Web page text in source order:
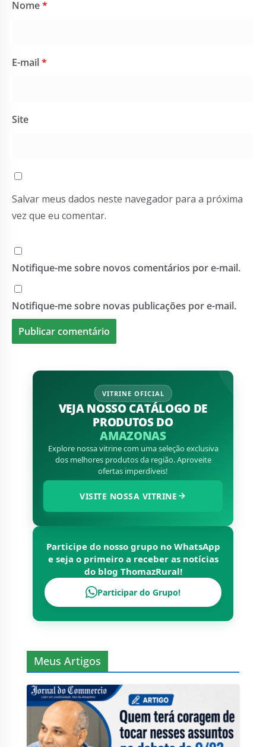
Nome*
E-mail*
Site
Salvar meus dados neste navegador para a próxima
vez que eu comentar.
Notifique-me sobre novos comentários por e-mail.
Notifique-me sobre novas publicações por e-mail.
VITRINE OFICIAL
VEJA NOSSO CATÁLOGO DE
PRODUTOS DO
AMAZONAS
Explore nossa vitrine com uma seleção exclusiva
dos melhores produtos da região. Aproveite
ofertas imperdíveis!
VISITE NOSSA VITRINE
Participe do nosso grupo no WhatsApp
e seja o primeiro a receber as notícias
do blog ThomazRural!
Participar do Grupo!
Meus Artigos